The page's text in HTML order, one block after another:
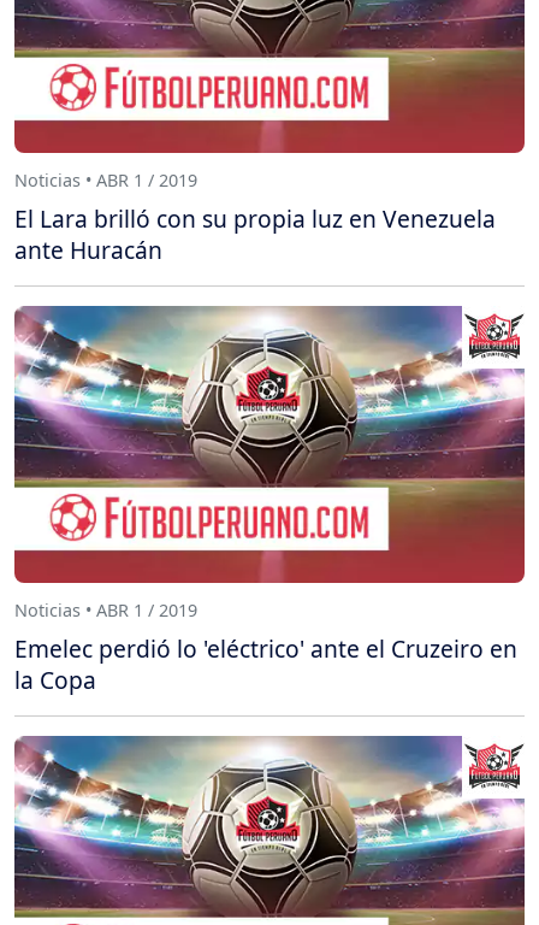
Noticias • ABR 1 / 2019
El Lara brilló con su propia luz en Venezuela
ante Huracán
Noticias • ABR 1 / 2019
Emelec perdió lo 'eléctrico' ante el Cruzeiro en
la Copa